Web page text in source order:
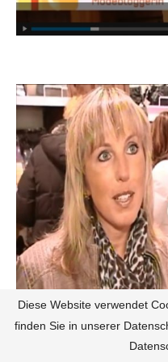
Diese Website verwendet
finden Sie in unserer